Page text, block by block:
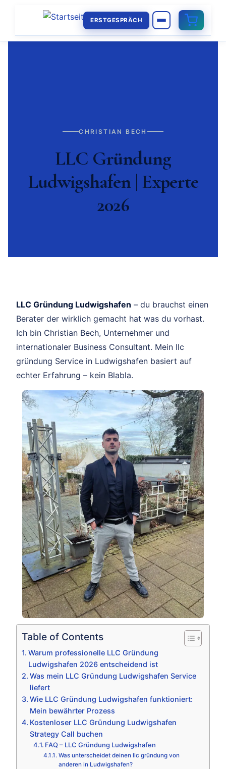
ERSTGESPRÄCH
CHRISTIAN BECH
LLC Gründung
Ludwigshafen | Experte
2026
LLC Gründung Ludwigshafen – du brauchst einen
Berater der wirklich gemacht hat was du vorhast.
Ich bin Christian Bech, Unternehmer und
internationaler Business Consultant. Mein llc
gründung Service in Ludwigshafen basiert auf
echter Erfahrung – kein Blabla.
Table of Contents
Warum professionelle LLC Gründung
Ludwigshafen 2026 entscheidend ist
Was mein LLC Gründung Ludwigshafen Service
liefert
Wie LLC Gründung Ludwigshafen funktioniert:
Mein bewährter Prozess
Kostenloser LLC Gründung Ludwigshafen
Strategy Call buchen
FAQ – LLC Gründung Ludwigshafen
Was unterscheidet deinen llc gründung von
anderen in Ludwigshafen?